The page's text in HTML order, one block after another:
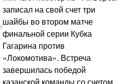
записал на свой счет три
шайбы во втором матче
финальной серии Кубка
Гагарина против
«Локомотива». Встреча
завершилась победой